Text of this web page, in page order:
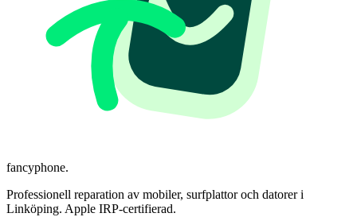
fancyphone.
Professionell reparation av mobiler, surfplattor och datorer i
Linköping. Apple IRP-certifierad.